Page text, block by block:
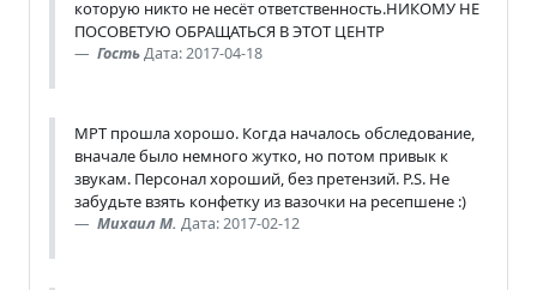
которую никто не несёт ответственность.НИКОМУ НЕ
ПОСОВЕТУЮ ОБРАЩАТЬСЯ В ЭТОТ ЦЕНТР
ГостьДата: 2017-04-18
МРТ прошла хорошо. Когда началось обследование,
вначале было немного жутко, но потом привык к
звукам. Персонал хороший, без претензий. P.S. Не
забудьте взять конфетку из вазочки на ресепшене :)
Михаил М. Дата: 2017-02-12